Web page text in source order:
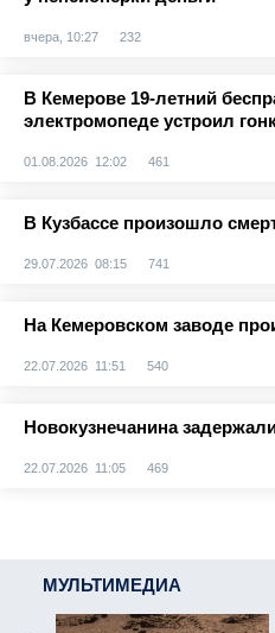
вчера, 10:27 232
В Кемерове 19-летний
электромопеде устроил
01.08.2026 12:02 461
В Кузбассе произошло
29.07.2026 08:15 741
На Кемеровском заводе
22.07.2026 11:51 540
Новокузнечанина
22.07.2026 11:05 469
МУЛЬТИМЕДИА